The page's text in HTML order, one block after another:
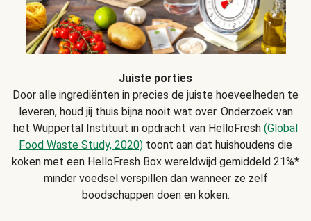
Juiste porties
Door alle ingrediënten in precies de juiste hoeveelheden te
leveren, houd jij thuis bijna nooit wat over. Onderzoek van
het Wuppertal Instituut in opdracht van HelloFresh (Global
Food Waste Study, 2020) toont aan dat huishoudens die
koken met een HelloFresh Box wereldwijd gemiddeld 21%*
minder voedsel verspillen dan wanneer ze zelf
boodschappen doen en koken.